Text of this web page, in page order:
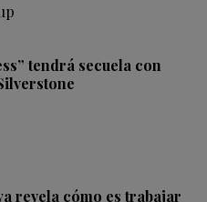
tendrá secuela con
revela cómo es trabajar